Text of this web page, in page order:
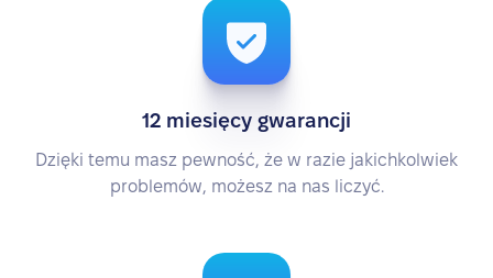
12 miesięcy gwarancji
Dzięki temu masz pewność, że w razie jakichkolwiek
problemów, możesz na nas liczyć.